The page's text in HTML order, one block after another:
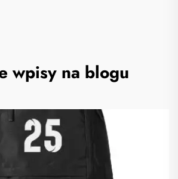
wpisy na blogu